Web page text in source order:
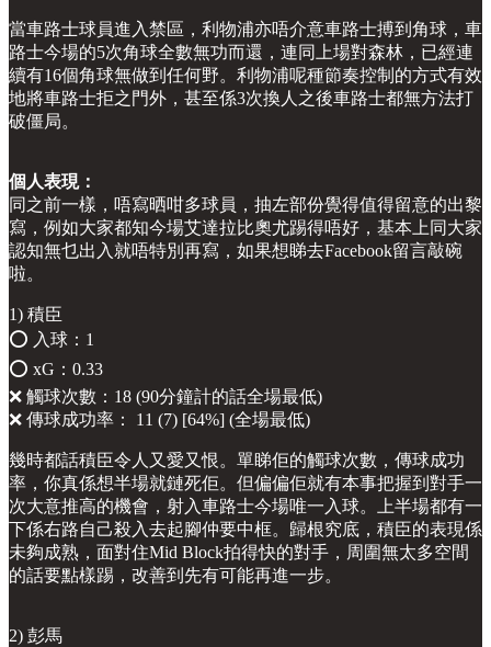
當車路士球員進入禁區，利物浦亦唔介意車路士搏到角球，車
路士今場的5次角球全數無功而還，連同上場對森林，已經連
續有16個角球無做到任何野。利物浦呢種節奏控制的方式有效
地將車路士拒之門外，甚至係3次換人之後車路士都無方法打
破僵局。
個人表現：
同之前一樣，唔寫晒咁多球員，抽左部份覺得值得留意的出黎
寫，例如大家都知今場艾達拉比奧尤踢得唔好，基本上同大家
認知無乜出入就唔特別再寫，如果想睇去Facebook留言敲碗
啦。
1) 積臣
⭕️ 入球：1
⭕️ xG：0.33
❌ 觸球次數：18 (90分鐘計的話全場最低)
❌ 傳球成功率： 11 (7) [64%] (全場最低)
幾時都話積臣令人又愛又恨。單睇佢的觸球次數，傳球成功
率，你真係想半場就鏈死佢。但偏偏佢就有本事把握到對手一
次大意推高的機會，射入車路士今場唯一入球。上半場都有一
下係右路自己殺入去起腳仲要中框。歸根究底，積臣的表現係
未夠成熟，面對住Mid Block拍得快的對手，周圍無太多空間
的話要點樣踢，改善到先有可能再進一步。
2) 彭馬